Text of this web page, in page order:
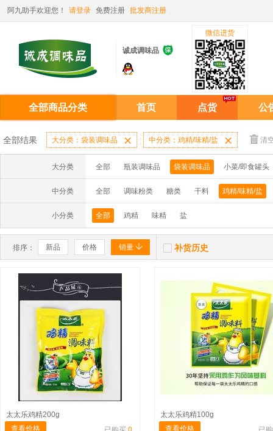
阿九助手欢迎您！ 请登录 免费注册 批发商注册
诚成调味品 
微信进货
全部商品分类 首页 点货 公
全部结果 大分类：袋装调味品  中分类：鸡精/味精/盐  清
大分类 全部 瓶装调味品 袋装调味品 小菜/即食罐头
中分类 全部 调味粉类 糖类 干料 鸡精/味精/盐
小分类 全部 鸡精 味精 盐
排序： 新品 价格 销量   补货历史
太太乐鸡精200g
查看价格
太太乐鸡精100g
查看价格